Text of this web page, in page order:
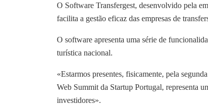
O Software Transfergest, desenvolvido pela
facilita a gestão eficaz das empresas de
O software apresenta uma série de
turística nacional.
«Estarmos presentes, fisicamente, pela
Web Summit da Startup Portugal, representa
investidores».